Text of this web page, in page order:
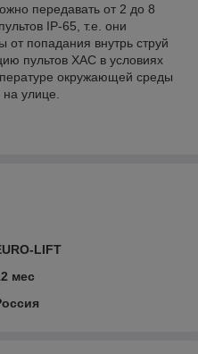
передавать от 2 до 8
IP-65, т.е. они
попадания внутрь струй
пультов ХАС в условиях
окружающей среды
улице.
LIFT
мес